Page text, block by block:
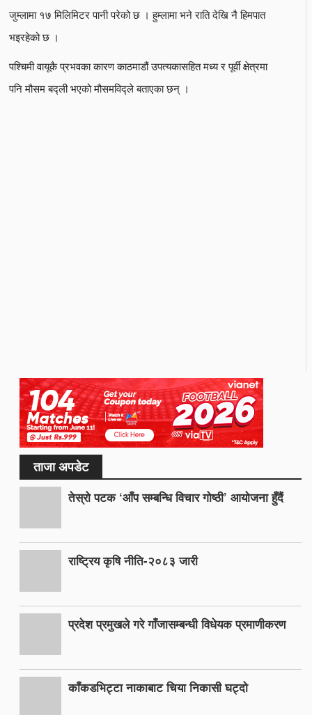
जुम्लामा १७ मिलिमिटर पानी परेको छ । हुम्लामा भने राति देखि नै हिमपात
भइरहेको छ ।
पश्चिमी वायूकै प्रभवका कारण काठमाडौं उपत्यकासहित मध्य र पूर्वी क्षेत्रमा
पनि मौसम बद्ली भएको मौसमविद्ले बताएका छन् ।
ताजा अपडेट
तेस्रो पटक ‘आँप सम्बन्धि विचार गोष्ठी’ आयोजना हुँदैं
राष्ट्रिय कृषि नीति-२०८३ जारी
प्रदेश प्रमुखले गरे गाँजासम्बन्धी विधेयक प्रमाणीकरण
काँकडभिट्टा नाकाबाट चिया निकासी घट्दो